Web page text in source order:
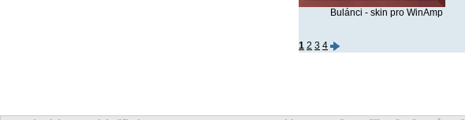
Bulánci - skin pro WinAmp
1 2 3 4